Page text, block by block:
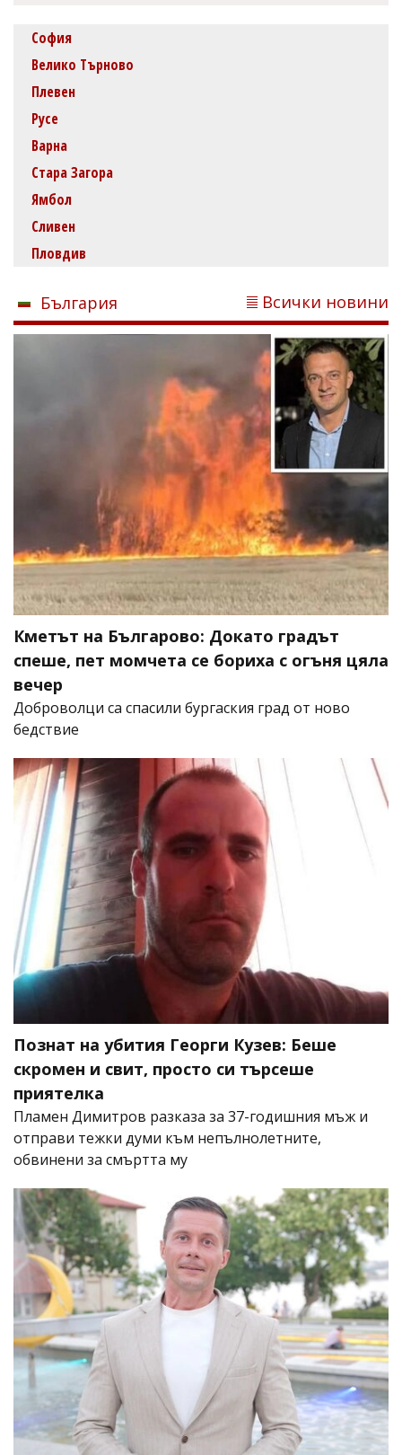
София
Велико Търново
Плевен
Русе
Варна
Стара Загора
Ямбол
Сливен
Пловдив
България Всички новини
Кметът на Българово: Докато градът
спеше, пет момчета се бориха с огъня цяла
вечер
Доброволци са спасили бургаския град от ново
бедствие
Познат на убития Георги Кузев: Беше
скромен и свит, просто си търсеше
приятелка
Пламен Димитров разказа за 37-годишния мъж и
отправи тежки думи към непълнолетните,
обвинени за смъртта му